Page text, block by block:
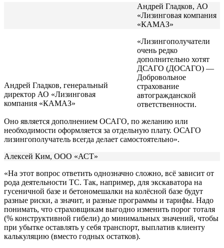
Андрей Гладков, генеральный
директор АО «Лизинговая
компания «КАМАЗ»
Андрей Гладков, АО
«Лизинговая компания
«КАМАЗ»
«Лизингополучатели
очень редко
дополнительно хотят
ДСАГО (ДОСАГО) —
Добровольное
страхование
автогражданской
ответственности.
Оно является дополнением ОСАГО, по желанию или
необходимости оформляется за отдельную плату. ОСАГО
лизингополучатель всегда делает самостоятельно».
Алексей Ким, ООО «АСТ»
«На этот вопрос ответить однозначно сложно, всё зависит от
рода деятельности ТС. Так, например, для экскаватора на
гусеничной базе и бетономешалки на колёсной базе будут
разные риски, а значит, и разные программы и тарифы. Надо
понимать, что страховщикам выгодно изменить порог тоталя
(% конструктивной гибели) до минимальных значений, чтобы
при убытке оставлять у себя транспорт, выплатив клиенту
калькуляцию (вместо годных остатков).